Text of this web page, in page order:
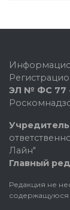
ЭЛ № ФС 77
Лайн"
Главный
Редакция не
содержащуюся